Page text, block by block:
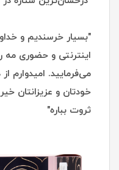
"بسیار خرسندیم و
اینترنتی و حضوری مه
می‌فرمایید. امیدوارم
خودتان و عزیزانتان
ثروت بباره"